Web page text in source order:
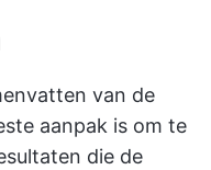
van de
aanpak is om te
die de